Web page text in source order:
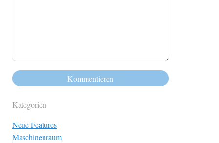
Kategorien
Neue Features
Maschinenraum